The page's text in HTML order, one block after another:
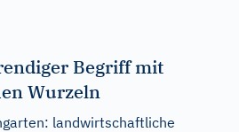
Begriff mit
Wurzeln
landwirtschaftliche